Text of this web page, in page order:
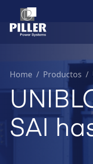
Home / Productos /
SAI